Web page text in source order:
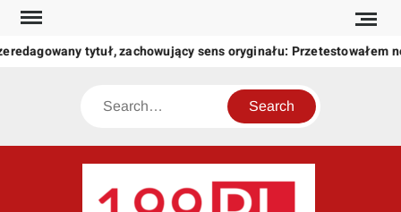
Skip
content
tytuł, zachowujący sens oryginału: Przetestowałem
Search